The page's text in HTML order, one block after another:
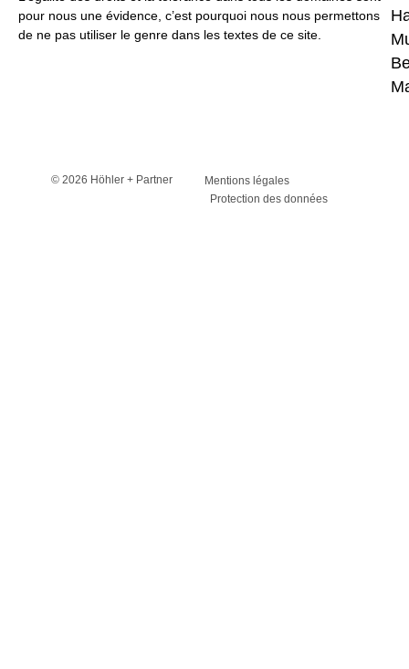
pour nous une évidence, c’est pourquoi nous nous permettons
de ne pas utiliser le genre dans les textes de ce site.
© 2026 Höhler + Partner
Mentions légales
Protection des données